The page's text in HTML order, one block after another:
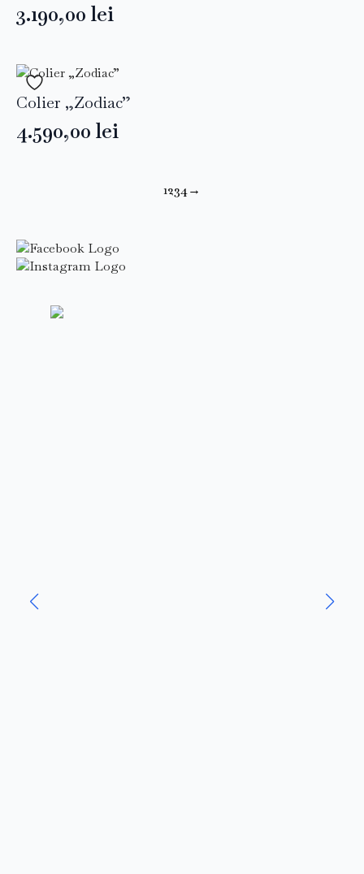
3.190,00 lei
Colier „Zodiac”
4.590,00 lei
1234→